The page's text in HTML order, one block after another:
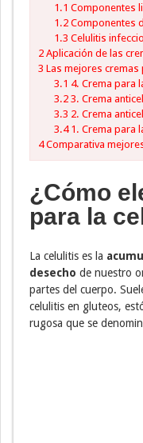
1.1 Componentes
1.2Componentes
1.3 Celulitis
2 Aplicación de las
3 Las mejores cremas
3.1 4. Crema para
3.23. Crema
3.3 2. Crema
3.41. Crema para
4Comparativa
¿Cómo
para la
La celulitis es la
desecho de nuestro
partes del cuerpo.
celulitis en gluteos,
rugosa que se